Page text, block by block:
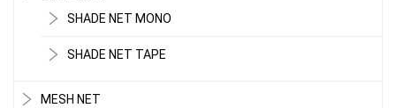
SHADE NET MONO
SHADE NET TAPE
MESH NET